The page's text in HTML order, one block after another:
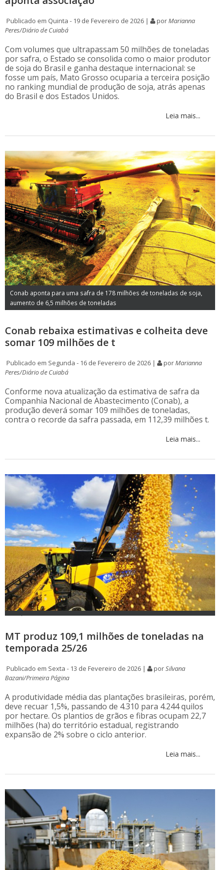
Publicado em Quinta - 19 de Fevereiro de 2026 | porMarianna
Peres/Diário de Cuiabá
Com volumes que ultrapassam 50 milhões de toneladas
por safra, o Estado se consolida como o maior produtor
de soja do Brasil e ganha destaque internacional: se
fosse um país, Mato Grosso ocuparia a terceira posição
no ranking mundial de produção de soja, atrás apenas
do Brasil e dos Estados Unidos.
Leia mais...
Conab aponta para uma safra de 178 milhões de toneladas de soja,
aumento de 6,5 milhões de toneladas
Conab rebaixa estimativas e colheita deve
somar 109 milhões de t
Publicado em Segunda - 16 de Fevereiro de 2026 | porMarianna
Peres/Diário de Cuiabá
Conforme nova atualização da estimativa de safra da
Companhia Nacional de Abastecimento (Conab), a
produção deverá somar 109 milhões de toneladas,
contra o recorde da safra passada, em 112,39 milhões t.
Leia mais...
MT produz 109,1 milhões de toneladas na
temporada 25/26
Publicado em Sexta - 13 de Fevereiro de 2026 | porSilvana
Bazani/Primeira Página
A produtividade média das plantações brasileiras, porém,
deve recuar 1,5%, passando de 4.310 para 4.244 quilos
por hectare. Os plantios de grãos e fibras ocupam 22,7
milhões (ha) do território estadual, registrando
expansão de 2% sobre o ciclo anterior.
Leia mais...